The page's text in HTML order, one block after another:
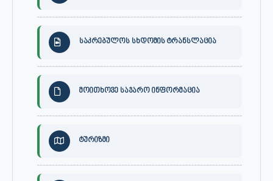
საკრებულოს სხდომის ტრანსლაცია
მოითხოვე საჯარო ინფორმაცია
ტურიზმი